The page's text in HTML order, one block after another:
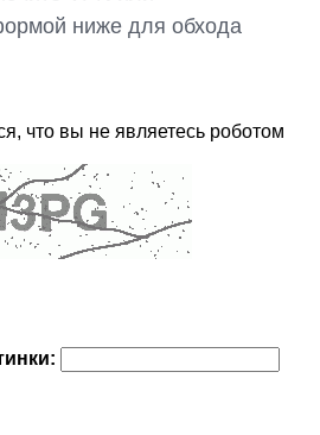
ниже для обхода
что вы не являетесь роботом